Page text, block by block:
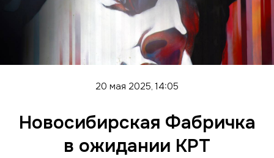
20 мая 2025, 14:05
Новосибирская Фабричка
в ожидании КРТ